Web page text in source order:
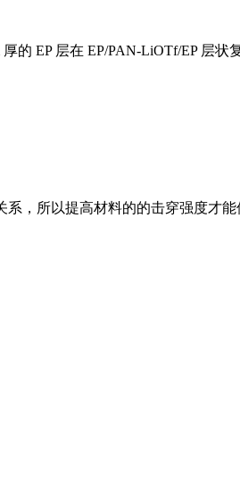
的 EP 层在 EP/PAN-LiOTf/EP 层
，所以提高材料的的击穿强度才能